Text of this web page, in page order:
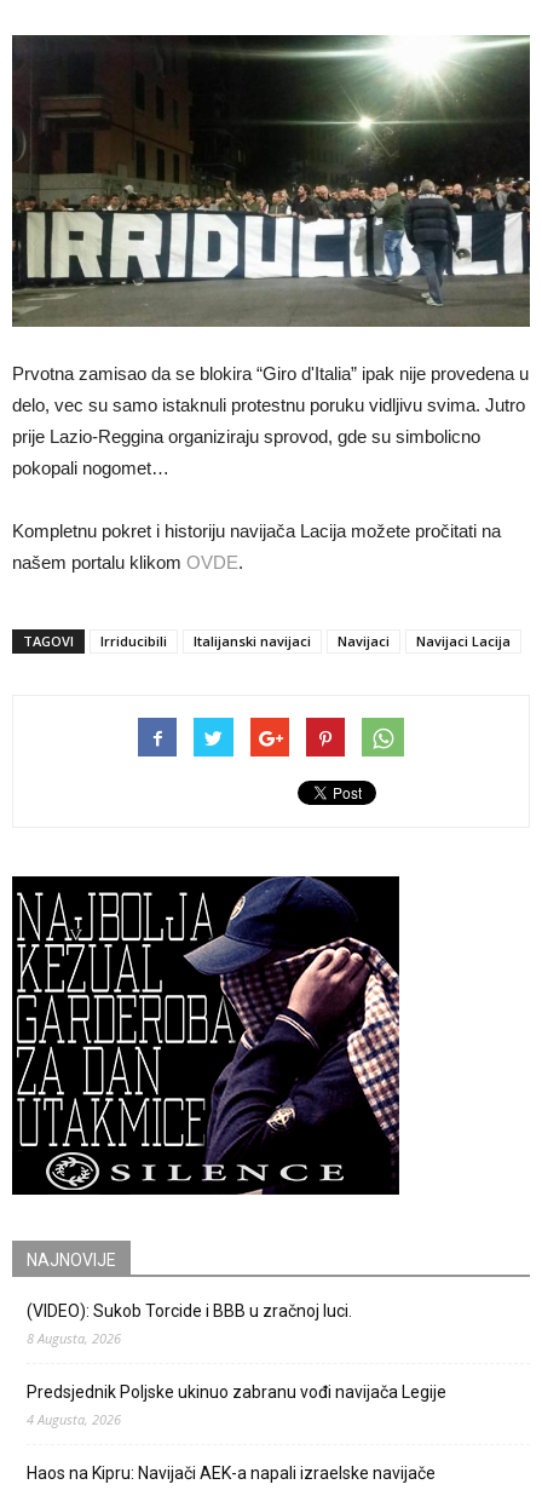
Prvotna zamisao da se blokira “Giro d'Italia” ipak nije provedena u
delo, vec su samo istaknuli protestnu poruku vidljivu svima. Jutro
prije Lazio-Reggina organiziraju sprovod, gde su simbolicno
pokopali nogomet…
Kompletnu pokret i historiju navijača Lacija možete pročitati na
našem portalu klikom OVDE.
TAGOVI Irriducibili Italijanski navijaci Navijaci Navijaci Lacija
NAJNOVIJE
(VIDEO): Sukob Torcide i BBB u zračnoj luci.
8 Augusta, 2026
Predsjednik Poljske ukinuo zabranu vođi navijača Legije
4 Augusta, 2026
Haos na Kipru: Navijači AEK-a napali izraelske navijače